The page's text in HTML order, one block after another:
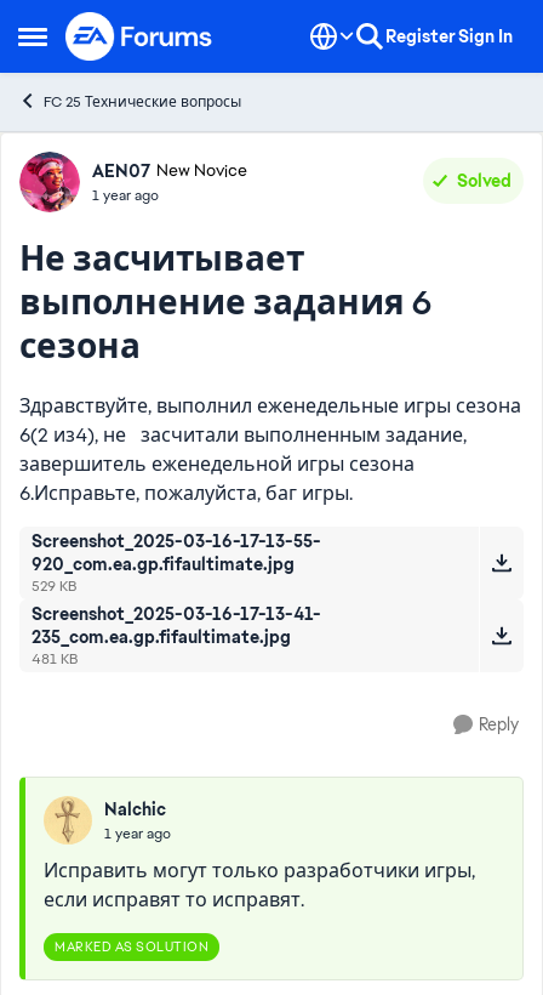
Open Side Menu
Skip to content RegisterSign In
FC 25 Технические вопросы
Forum Discussion
AEN07 New Novice
1 year ago
Solved
Не засчитывает
выполнение задания 6
сезона
Здравствуйте, выполнил еженедельные игры сезона
6(2 из4), не засчитали выполненным задание,
завершитель еженедельной игры сезона
6.Исправьте, пожалуйста, баг игры.
Screenshot_2025-03-16-17-13-55-
920_com.ea.gp.fifaultimate.jpg
529 KB
Screenshot_2025-03-16-17-13-41-
235_com.ea.gp.fifaultimate.jpg
481 KB
Reply
Nalchic
1 year ago
Исправить могут только разработчики игры,
если исправят то исправят.
MARKED AS SOLUTION